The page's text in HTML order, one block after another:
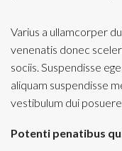
Varius a ullamcorper
venenatis donec
sociis. Suspendisse
aliquam suspendisse
vestibulum dui
Potenti penatibus